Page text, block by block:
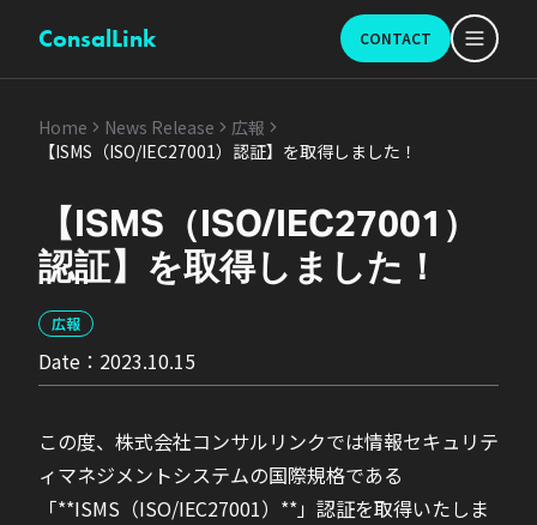
ConsalLink CONTACT
Home News Release
広報
【ISMS（ISO/IEC27001）認証】を取得しました！
【ISMS（ISO/IEC27001）
認証】を取得しました！
広報
Date： 2023.10.15
この度、株式会社コンサルリンクでは情報セキュリテ
ィマネジメントシステムの国際規格である
「**ISMS（ISO/IEC27001）**」認証を取得いたしま